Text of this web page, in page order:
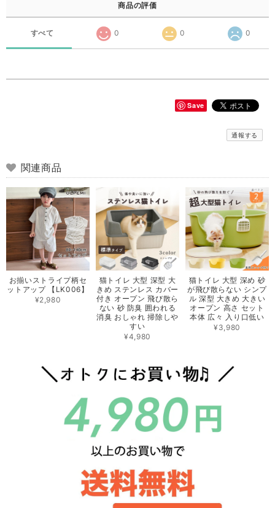
商品の評価
すべて 0 0 0
Save
通報する
関連商品
お揃いストライプ柄セ
ットアップ 【LK006】
¥2,980
猫トイレ 大型 深型 大
きめ ステンレス カバー
付き オープン 飛び散ら
ない 砂 防臭 囲われる
消臭 おしゃれ 掃除しや
すい
¥4,980
猫トイレ 大型 深め 砂
が飛び散らない シンプ
ル 深型 大きめ 大きい
オープン 高さ セット
本体 広々 入り口低い
¥3,980